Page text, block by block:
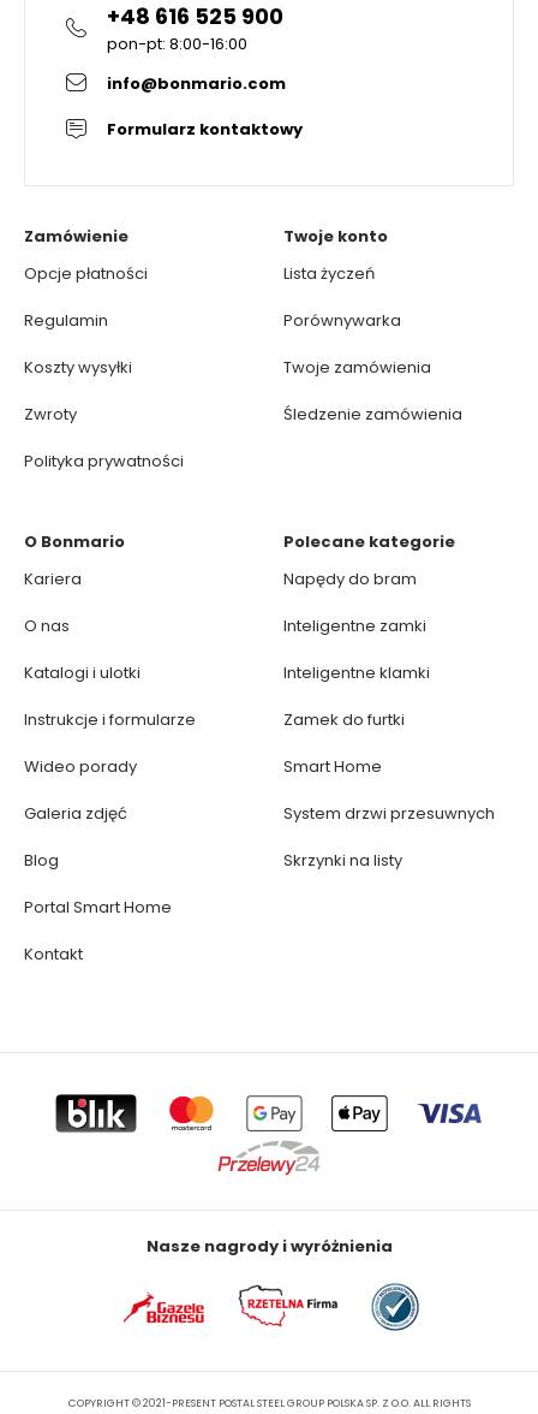
+48 616 525 900
pon-pt: 8:00-16:00
info@bonmario.com
Formularz kontaktowy
Zamówienie
Opcje płatności
Regulamin
Koszty wysyłki
Zwroty
Polityka prywatności
Twoje konto
Lista życzeń
Porównywarka
Twoje zamówienia
Śledzenie zamówienia
O Bonmario
Kariera
O nas
Katalogi i ulotki
Instrukcje i formularze
Wideo porady
Galeria zdjęć
Blog
Portal Smart Home
Kontakt
Polecane kategorie
Napędy do bram
Inteligentne zamki
Inteligentne klamki
Zamek do furtki
Smart Home
System drzwi przesuwnych
Skrzynki na listy
Nasze nagrody i wyróżnienia
COPYRIGHT © 2021-PRESENT POSTAL STEEL GROUP POLSKA SP. Z O.O. ALL RIGHTS